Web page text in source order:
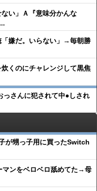
い」Ａ『意味分かんな
嫌だ。いらない」→毎朝勝
くのにチャレンジして黒焦
っさんに犯されて中●︎しされ
が甥っ子用に買ったSwitch
マンをベロベロ舐めてた→母